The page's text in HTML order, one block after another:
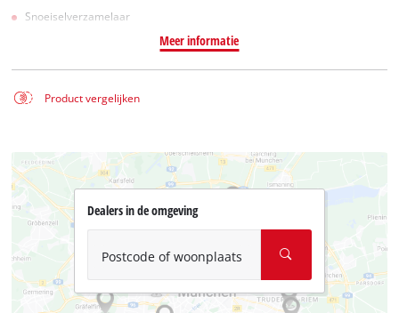
Snoeiselverzamelaar
Meer informatie
Product vergelijken
Dealers in de omgeving
Postcode of woonplaats